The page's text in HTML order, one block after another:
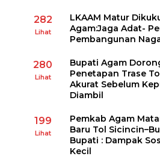
282
Lihat
LKAAM Matur
Agam:Jaga Adat-
Pembangunan
280
Lihat
Bupati Agam
Penetapan Trase
Akurat Sebelum
Diambil
199
Lihat
Pemkab Agam
Baru Tol
Bupati : Dampak
Kecil